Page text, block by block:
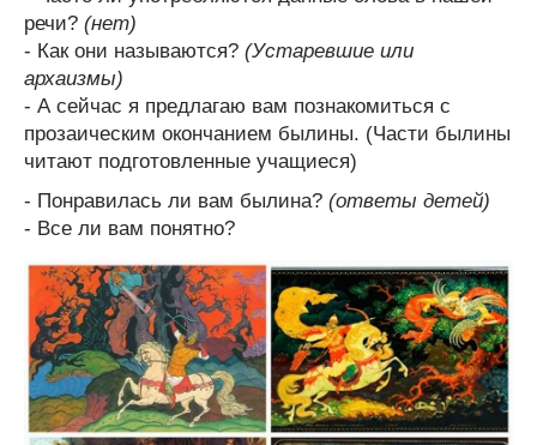
речи? (нет)
- Как они называются? (Устаревшие или
архаизмы)
- А сейчас я предлагаю вам познакомиться с
прозаическим окончанием былины. (Части былины
читают подготовленные учащиеся)
- Понравилась ли вам былина? (ответы детей)
- Все ли вам понятно?